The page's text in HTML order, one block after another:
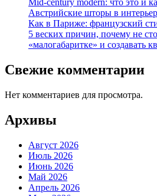
Австрийские шторы в
Как в Париже: французский
5 веских причин, почему не
«малогабаритке» и создавать
Свежие комментарии
Нет комментариев для просмотра.
Архивы
Август 2026
Июль 2026
Июнь 2026
Май 2026
Апрель 2026